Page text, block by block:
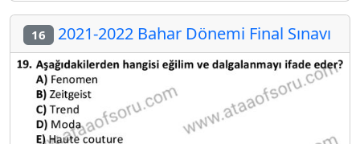
16 2021-2022 Bahar Dönemi Final Sınavı